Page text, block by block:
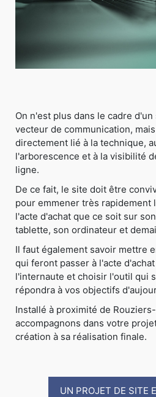
On n'est plus dans le cadre
vecteur de communication,
directement lié à la technique,
l'arborescence et à la visibilité
ligne.
De ce fait, le site doit être
pour emmener très rapidement
l'acte d'achat que ce soit sur
tablette, son ordinateur et
Il faut également savoir mettre
qui feront passer à l'acte
l'internaute et choisir l'outil qui
répondra à vos objectifs
Installé à proximité de
accompagnons dans votre
création à sa réalisation finale.
UN PROJET DE SITE